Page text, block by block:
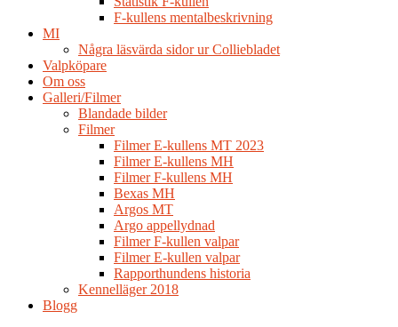
F-kullens mentalbeskrivning
MI
Några läsvärda sidor ur Colliebladet
Valpköpare
Om oss
Galleri/Filmer
Blandade bilder
Filmer
Filmer E-kullens MT 2023
Filmer E-kullens MH
Filmer F-kullens MH
Bexas MH
Argos MT
Argo appellydnad
Filmer F-kullen valpar
Filmer E-kullen valpar
Rapporthundens historia
Kennelläger 2018
Blogg